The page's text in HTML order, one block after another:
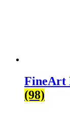
FineArt
(98)